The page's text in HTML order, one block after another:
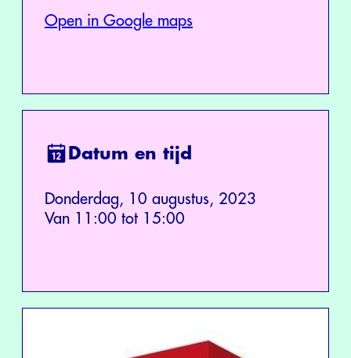
Open in Google maps
Datum en tijd
Donderdag, 10 augustus, 2023
Van 11:00 tot 15:00